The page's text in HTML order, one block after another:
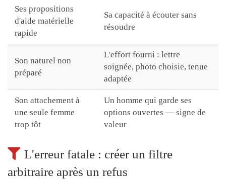
Ses propositions
d'aide matérielle
rapide
Sa capacité à écouter sans
résoudre
Son naturel non
préparé
L'effort fourni : lettre
soignée, photo choisie, tenue
adaptée
Son attachement à
une seule femme
trop tôt
Un homme qui garde ses
options ouvertes — signe de
valeur
L'erreur fatale : créer un filtre
arbitraire après un refus